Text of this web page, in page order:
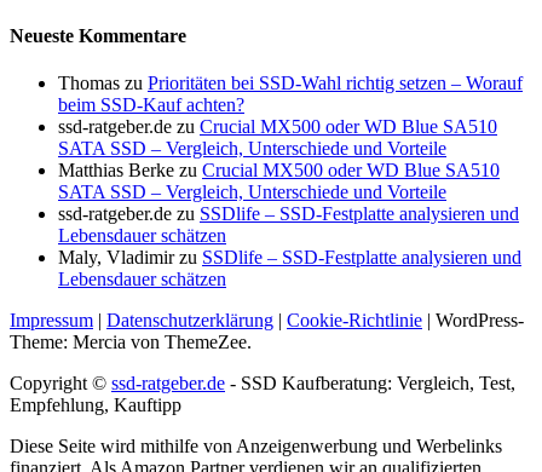
Neueste Kommentare
Thomas zu Prioritäten bei SSD-Wahl richtig setzen – Worauf
beim SSD-Kauf achten?
ssd-ratgeber.de zu Crucial MX500 oder WD Blue SA510
SATA SSD – Vergleich, Unterschiede und Vorteile
Matthias Berke zu Crucial MX500 oder WD Blue SA510
SATA SSD – Vergleich, Unterschiede und Vorteile
ssd-ratgeber.de zu SSDlife – SSD-Festplatte analysieren und
Lebensdauer schätzen
Maly, Vladimirzu SSDlife – SSD-Festplatte analysieren und
Lebensdauer schätzen
Impressum | Datenschutzerklärung | Cookie-Richtlinie | WordPress-
Theme: Mercia von ThemeZee.
Copyright © ssd-ratgeber.de - SSD Kaufberatung: Vergleich, Test,
Empfehlung, Kauftipp
Diese Seite wird mithilfe von Anzeigenwerbung und Werbelinks
finanziert. Als Amazon Partner verdienen wir an qualifizierten